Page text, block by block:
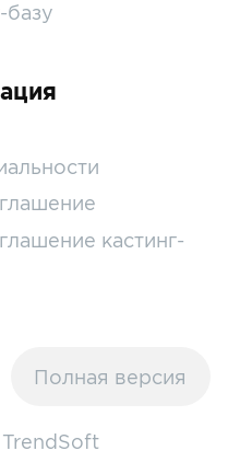
базу
кастинг-
Полная версия
TrendSoft